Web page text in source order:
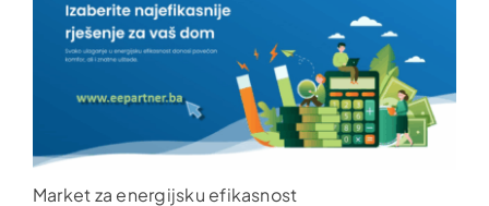
Market za energijsku efikasnost